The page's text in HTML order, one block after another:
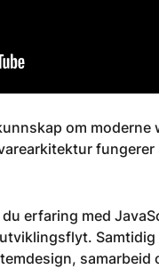
om
erfaring med